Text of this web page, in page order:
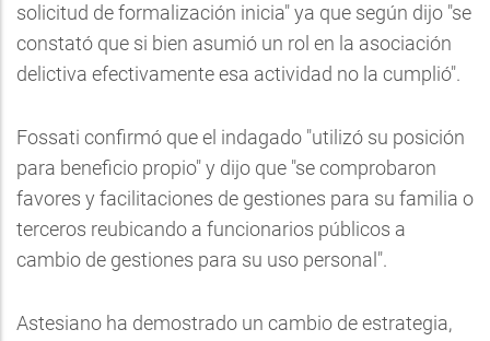
solicitud de formalización inicia" ya que según dijo "se
constató que si bien asumió un rol en la asociación
delictiva efectivamente esa actividad no la cumplió".
Fossati confirmó que el indagado "utilizó su posición
para beneficio propio" y dijo que "se comprobaron
favores y facilitaciones de gestiones para su familia o
terceros reubicando a funcionarios públicos a
cambio de gestiones para su uso personal".
Astesiano ha demostrado un cambio de estrategia,